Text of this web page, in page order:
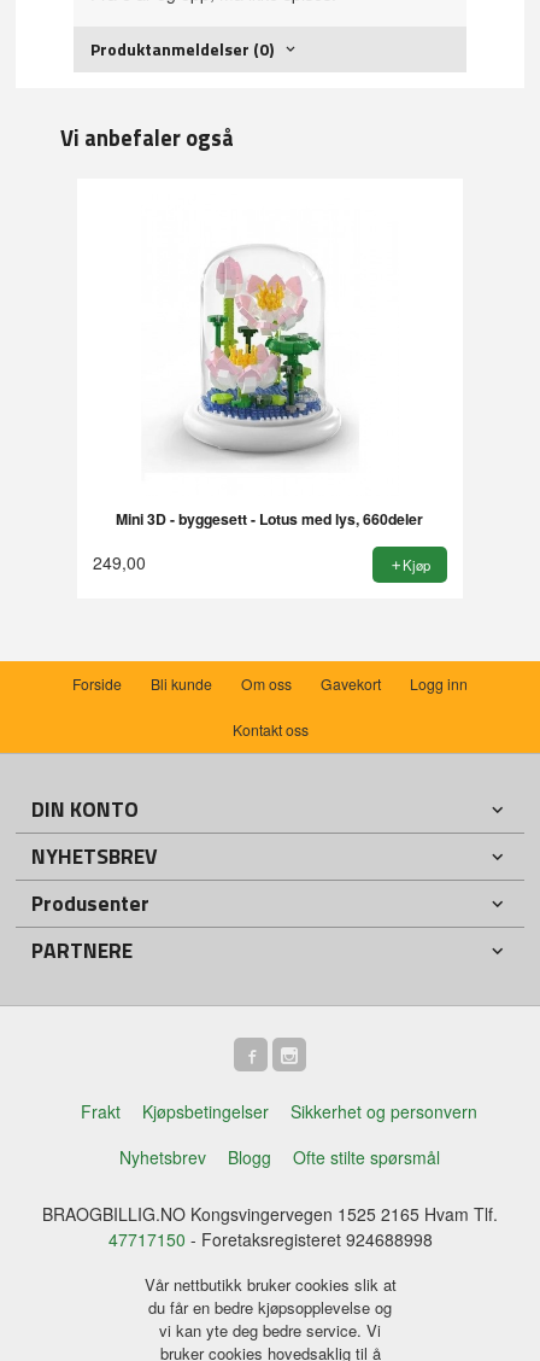
Produktanmeldelser (0)
Vi anbefaler også
Mini 3D - byggesett - Lotus med lys, 660deler
249,00 Kjøp
Forside Bli kunde Om oss Gavekort Logg inn
Kontakt oss
DIN KONTO
NYHETSBREV
Produsenter
PARTNERE
Frakt Kjøpsbetingelser
Sikkerhet og personvern
Nyhetsbrev
Blogg Ofte stilte spørsmål
BRAOGBILLIG.NO Kongsvingervegen 1525 2165 Hvam Tlf.
47717150 - Foretaksregisteret 924688998
Vår nettbutikk bruker cookies slik at
du får en bedre kjøpsopplevelse og
vi kan yte deg bedre service. Vi
bruker cookies hovedsaklig til å